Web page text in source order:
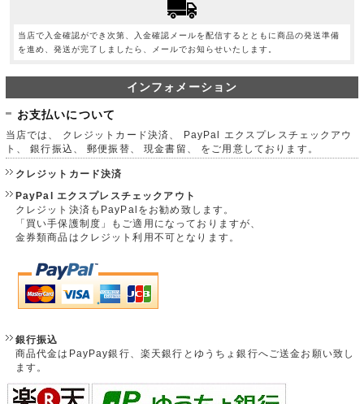
当店で入金確認ができ次第、入金確認メールを配信するとともに商品の発送準備
を進め、発送が完了しましたら、メールでお知らせいたします。
インフォメーション
お支払いについて
当店では、 クレジットカード決済、 PayPal エクスプレスチェックアウ
ト、 銀行振込、 郵便振替、 現金書留、 をご用意しております。
クレジットカード決済
PayPal エクスプレスチェックアウト
クレジット決済もPayPalをお勧め致します。
「買い手保護制度」もご適用になっておりますが、
金券類商品はクレジット利用不可となります。
銀行振込
商品代金はPayPay銀行、楽天銀行とゆうちょ銀行へご送金お願い致し
ます。